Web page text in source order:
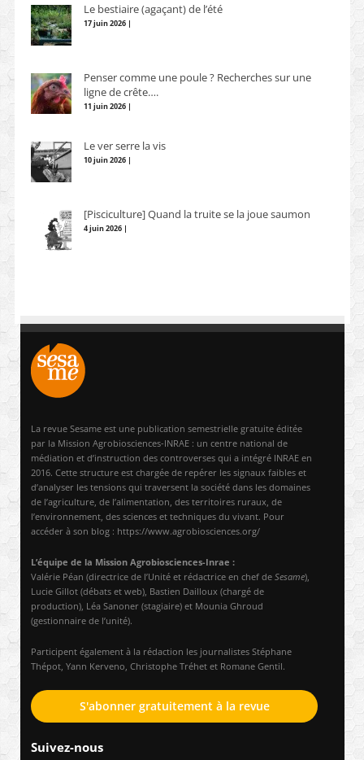
Le bestiaire (agaçant) de l’été
17 juin 2026 |
Penser comme une poule ? Recherches sur une
ligne de crête….
11 juin 2026 |
Le ver serre la vis
10 juin 2026 |
[Pisciculture] Quand la truite se la joue saumon
4 juin 2026 |
La revue Sesame est une publication semestrielle gratuite éditée
par la Mission Agrobiosciences-INRAE : un centre national de
médiation et d’instruction des controverses qui a intégré INRAE en
2016. Cette structure est chargée de repérer les signaux faibles et
d’analyser les tensions qui traversent la société dans les domaines
de l’agriculture, de l’alimentation, des territoires ruraux, de
l’environnement, des sciences et techniques du vivant. Pour
accéder à son blog : https://www.agrobiosciences.org/
L’équipe de la Mission Agrobiosciences-Inrae :
Valérie Péan (directrice de l’Unité et rédactrice en chef de Sesame),
Lucie Gillot (débats et web), Bastien Dailloux (chargé de
production), Léa Sanoner (stagiaire) et Mounia Ghroud
(gestionnaire de l’unité).
Participent également à la rédaction les journalistes Stéphane
Thépot, Yann Kerveno, Christophe Tréhet et Romane Gentil.
S'abonner gratuitement à la revue
Suivez-nous